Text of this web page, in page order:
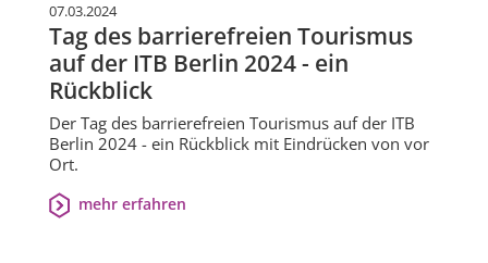
07.03.2024
Tag des barrierefreien Tourismus
auf der ITB Berlin 2024 - ein
Rückblick
Der Tag des barrierefreien Tourismus auf der ITB
Berlin 2024 - ein Rückblick mit Eindrücken von vor
Ort.
mehr erfahren